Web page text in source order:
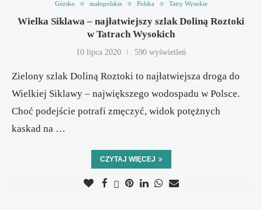
Górsko małopolskie Polska Tatry Wysokie
Wielka Siklawa – najłatwiejszy szlak Doliną Roztoki
w Tatrach Wysokich
10 lipca 2020 590 wyświetleń
Zielony szlak Doliną Roztoki to najłatwiejsza droga do
Wielkiej Siklawy – największego wodospadu w Polsce.
Choć podejście potrafi zmęczyć, widok potężnych
kaskad na …
CZYTAJ WIĘCEJ